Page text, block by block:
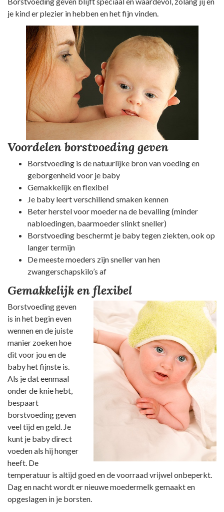
je kind er plezier in hebben en het fijn vinden.
Voordelen borstvoeding geven
Borstvoeding is de natuurlijke bron van voeding en
geborgenheid voor je baby
Gemakkelijk en flexibel
Je baby leert verschillend smaken kennen
Beter herstel voor moeder na de bevalling (minder
nabloedingen, baarmoeder slinkt sneller)
Borstvoeding beschermt je baby tegen ziekten, ook op
langer termijn
De meeste moeders zijn sneller van hen
zwangerschapskilo’s af
Gemakkelijk en flexibel
Borstvoeding geven
is in het begin even
wennen en de juiste
manier zoeken hoe
dit voor jou en de
baby het fijnste is.
Als je dat eenmaal
onder de knie hebt,
bespaart
borstvoeding geven
veel tijd en geld. Je
kunt je baby direct
voeden als hij honger
heeft. De
temperatuur is altijd goed en de voorraad vrijwel onbeperkt.
Dag en nacht wordt er nieuwe moedermelk gemaakt en
opgeslagen in je borsten.